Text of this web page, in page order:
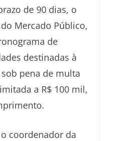
de 90 dias, o
Mercado Público,
de
destinadas à
pena de multa
a R$ 100 mil,
coordenador da